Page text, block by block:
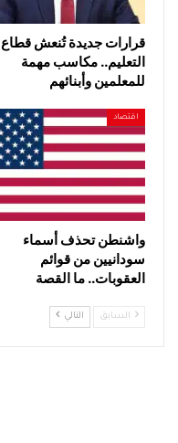
قرارات جديدة تُنعش قطاع
التعليم.. مكاسب مهمة
للمعلمين وأبنائهم
اقتصاد
واشنطن تحذف أسماء
سودانيين من قوائم
العقوبات.. ما القصة
السابق التالي